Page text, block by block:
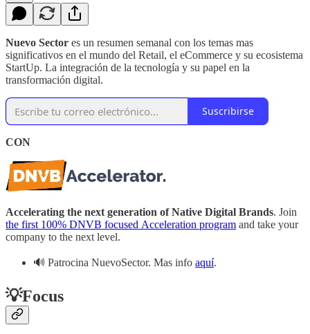
Nuevo Sector es un resumen semanal con los temas mas
significativos en el mundo del Retail, el eCommerce y su ecosistema
StartUp. La integración de la tecnología y su papel en la
transformación digital.
Suscribirse
CON
Accelerating the next generation of Native Digital Brands. Join
the first 100% DNVB focused Acceleration program and take your
company to the next level.
🔊 Patrocina NuevoSector. Mas info aquí.
💡Focus